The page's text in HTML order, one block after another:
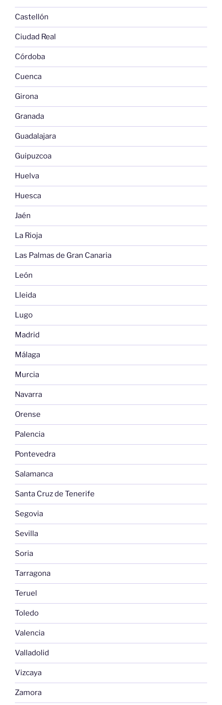
Castellón
Ciudad Real
Córdoba
Cuenca
Girona
Granada
Guadalajara
Guipuzcoa
Huelva
Huesca
Jaén
La Rioja
Las Palmas de Gran Canaria
León
Lleida
Lugo
Madrid
Málaga
Murcia
Navarra
Orense
Palencia
Pontevedra
Salamanca
Santa Cruz de Tenerife
Segovia
Sevilla
Soria
Tarragona
Teruel
Toledo
Valencia
Valladolid
Vizcaya
Zamora